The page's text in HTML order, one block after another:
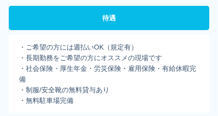
待遇
・ご希望の方には週払いOK（規定有）
・長期勤務をご希望の方にオススメの現場です
・社会保険・厚生年金・労災保険・雇用保険・有給休暇完
備
・制服/安全靴の無料貸与あり
・無料駐車場完備